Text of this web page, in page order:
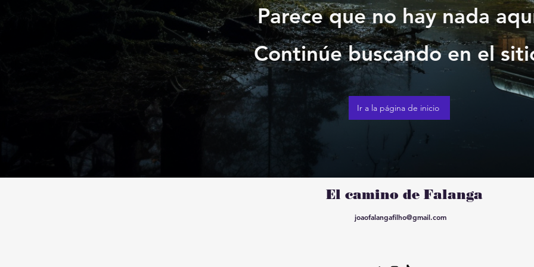
Parece que no hay nada
Continúe buscando en el
Ir a la página de inicio
El camino de Falanga
joaofalangafilho@gmail.com